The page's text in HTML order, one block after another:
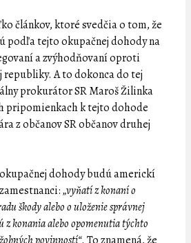
článkov, ktoré svedčia o tom, že
podľa tejto okupačnej dohody na
a zvýhodňovaní oproti
republiky. A to dokonca do tej
prokurátor SR Maroš Žilinka
pripomienkach k tejto dohode
z občanov SR občanov druhej
dohody budú americkí
„vyňatí z konaní o
škody alebo o uloženie správnej
konania alebo opomenutia týchto